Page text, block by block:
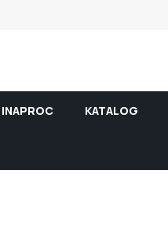
INAPROC KATALOG